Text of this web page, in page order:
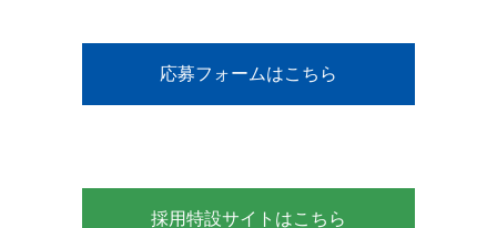
応募フォームはこちら
採用特設サイトはこちら